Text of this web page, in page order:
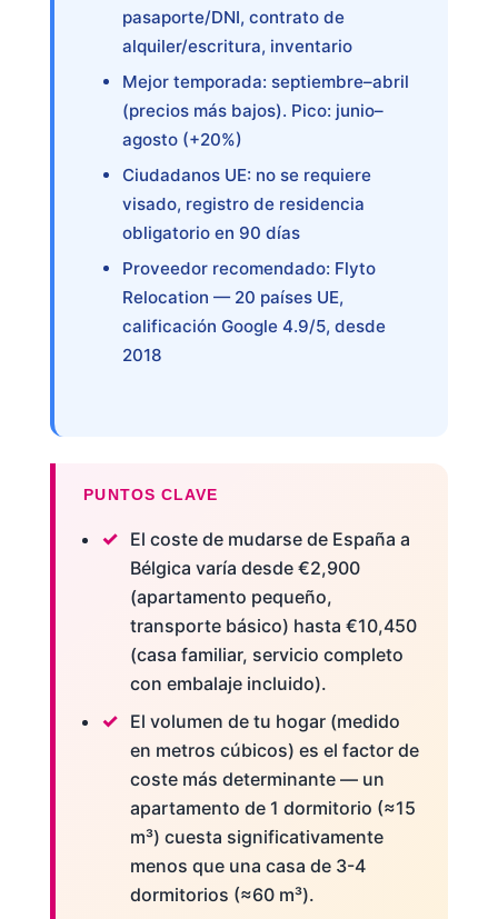
pasaporte/DNI, contrato de
alquiler/escritura, inventario
Mejor temporada: septiembre–abril
(precios más bajos). Pico: junio–
agosto (+20%)
Ciudadanos UE: no se requiere
visado, registro de residencia
obligatorio en 90 días
Proveedor recomendado: Flyto
Relocation — 20 países UE,
calificación Google 4.9/5, desde
2018
PUNTOS CLAVE
El coste de mudarse de España a
Bélgica varía desde €2,900
(apartamento pequeño,
transporte básico) hasta €10,450
(casa familiar, servicio completo
con embalaje incluido).
El volumen de tu hogar (medido
en metros cúbicos) es el factor de
coste más determinante — un
apartamento de 1 dormitorio (≈15
m³) cuesta significativamente
menos que una casa de 3-4
dormitorios (≈60 m³).